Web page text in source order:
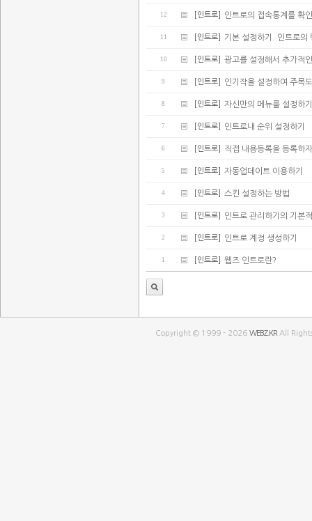
12 [인트로] 인트로의 접속통계를 확
11 [인트로] 기본 설정하기. 인트로의
10 [인트로] 광고를 설정해서 추가적
9 [인트로] 인기작을 설정하여 주목
8 [인트로] 자신만의 메뉴를 설정하기
7 [인트로] 인트로내 순위 설정하기
6 [인트로] 직접 내용등록을 등록하자
5 [인트로] 자동업데이트 이용하기
4 [인트로] 스킨 설정하는 방법
3 [인트로] 인트로 관리하기의 기본
2 [인트로] 인트로 계정 생성하기
1 [인트로] 웹즈 인트로란?
Copyright © 1999 - 2026WEBZ.KR All